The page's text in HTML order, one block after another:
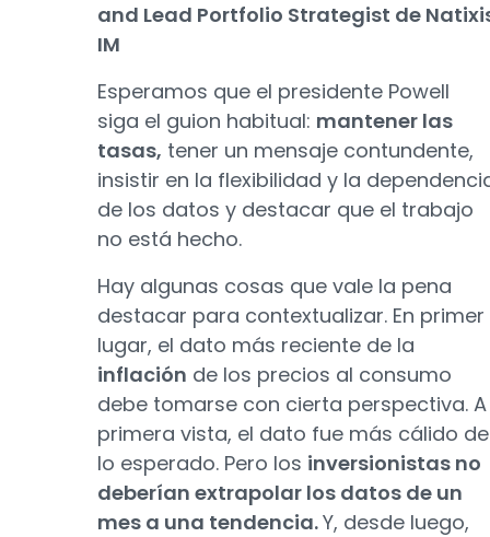
and Lead Portfolio Strategist de
IM
Esperamos que el presidente Powell
siga el guion habitual: mantener las
tasas, tener un mensaje contundente,
insistir en la flexibilidad y la
de los datos y destacar que el trabajo
no está hecho.
Hay algunas cosas que vale la pena
destacar para contextualizar. En primer
lugar, el dato más reciente de la
inflación de los precios al consumo
debe tomarse con cierta perspectiva. A
primera vista, el dato fue más cálido de
lo esperado. Pero los inversionistas no
deberían extrapolar los datos de un
mes a una tendencia.Y, desde luego,